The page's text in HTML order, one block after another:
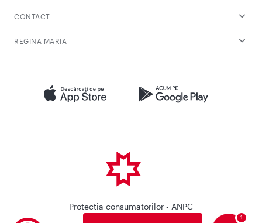
CONTACT
REGINA MARIA
Protectia consumatorilor - ANPC